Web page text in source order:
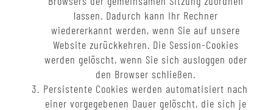
lassen. Dadurch kann Ihr Rechner
wiedererkannt werden, wenn Sie auf unsere
Website zurückkehren. Die Session-Cookies
werden gelöscht, wenn Sie sich ausloggen oder
den Browser schließen.
Persistente Cookies werden automatisiert nach
einer vorgegebenen Dauer gelöscht, die sich je